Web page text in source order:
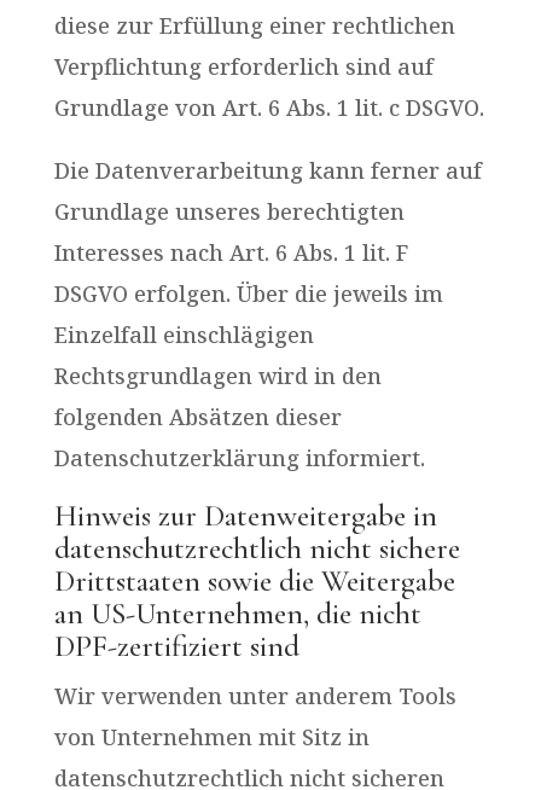
diese zur Erfüllung einer rechtlichen
Verpflichtung erforderlich sind auf
Grundlage von Art. 6 Abs. 1 lit. c DSGVO.
Die Datenverarbeitung kann ferner auf
Grundlage unseres berechtigten
Interesses nach Art. 6 Abs. 1 lit. F
DSGVO erfolgen. Über die jeweils im
Einzelfall einschlägigen
Rechtsgrundlagen wird in den
folgenden Absätzen dieser
Datenschutzerklärung informiert.
Hinweis zur Datenweitergabe in
datenschutzrechtlich nicht sichere
Drittstaaten sowie die Weitergabe
an US-Unternehmen, die nicht
DPF-zertifiziert sind
Wir verwenden unter anderem Tools
von Unternehmen mit Sitz in
datenschutzrechtlich nicht sicheren